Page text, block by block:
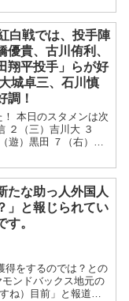
白戦では、投手陣
優貴、古川侑利、
翔平投手」らが好
城卓三、石川慎
調！
本日のスタメンは次
２（三）吉川大 ３
遊）黒田 ７（右）
たな助っ人外国人
」と報じられてい
す。
得をするのでは？との
ンドバックス地元の
ね）目前」と報道さ